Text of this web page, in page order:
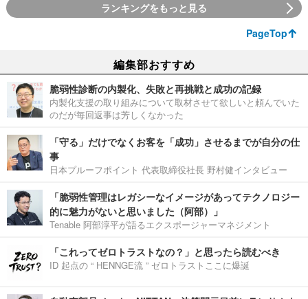
ランキングをもっと見る
PageTop
編集部おすすめ
脆弱性診断の内製化、失敗と再挑戦と成功の記録
内製化支援の取り組みについて取材させて欲しいと頼んでいた
のだが毎回返事は芳しくなかった
「守る」だけでなくお客を「成功」させるまでが自分の仕
事
日本プルーフポイント 代表取締役社長 野村健インタビュー
「脆弱性管理はレガシーなイメージがあってテクノロジー
的に魅力がないと思いました（阿部）」
Tenable 阿部淳平が語るエクスポージャーマネジメント
「これってゼロトラストなの？」と思ったら読むべき
ID 起点の “ HENNGE流 ” ゼロトラストここに爆誕